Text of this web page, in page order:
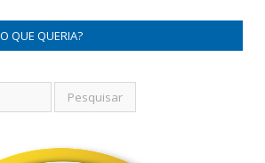
QUE QUERIA?